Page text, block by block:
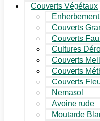
Couverts Végétaux
Enherbement
Couverts
Couverts
Cultures
Couverts
Couverts
Couverts
Nemasol
Avoine rude
Moutarde